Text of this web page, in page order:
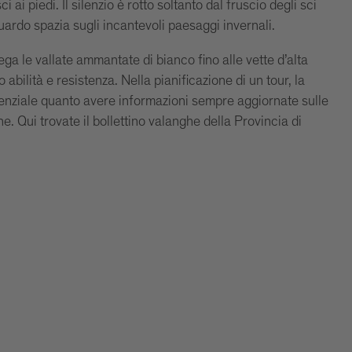
ai piedi. Il silenzio è rotto soltanto dal fruscio degli sci
spazia sugli incantevoli paesaggi invernali.
le vallate ammantate di bianco fino alle vette d’alta
e resistenza. Nella pianificazione di un tour, la
quanto avere informazioni sempre aggiornate sulle
Qui trovate il bollettino valanghe della Provincia di